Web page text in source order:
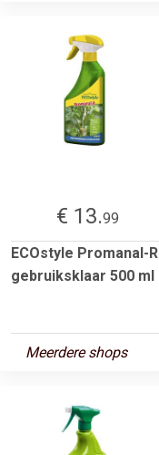
€ 13.99
ECOstyle Promanal-R
gebruiksklaar 500 ml
Meerdere shops